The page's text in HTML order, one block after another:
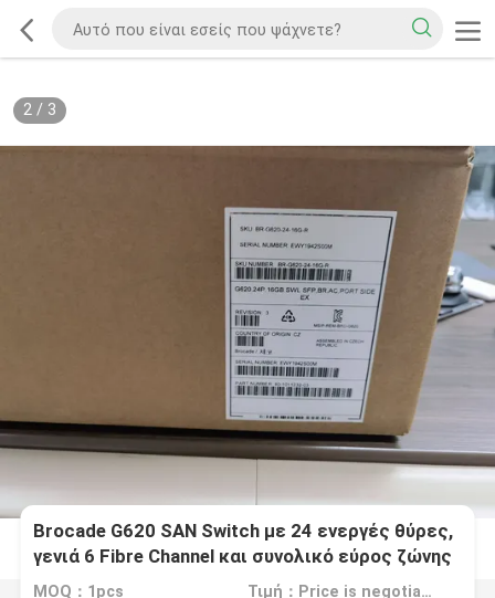
2/ 3
Brocade G620 SAN Switch με 24 ενεργές θύρες,
γενιά 6 Fibre Channel και συνολικό εύρος ζώνης
2 Tbps
MOQ：1pcs Τιμή：Price is negotiable